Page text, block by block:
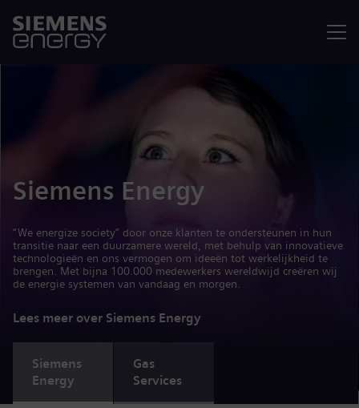
Siemens Energy
“We energize society” door onze klanten te ondersteunen in hun
transitie naar een duurzamere wereld, met behulp van innovatieve
technologieën en ons vermogen om ideeën tot werkelijkheid te
brengen. Met bijna 100.000 medewerkers wereldwijd creëren wij
de energie systemen van vandaag en morgen.
Lees meer over Siemens Energy
Siemens
Energy
Gas
Services